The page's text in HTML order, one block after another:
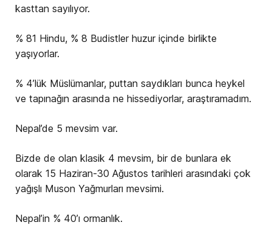
kasttan sayılıyor.
% 81 Hindu, % 8 Budistler huzur içinde birlikte
yaşıyorlar.
% 4’lük Müslümanlar, puttan saydıkları bunca heykel
ve tapınağın arasında ne hissediyorlar, araştıramadım.
Nepal’de 5 mevsim var.
Bizde de olan klasik 4 mevsim, bir de bunlara ek
olarak 15 Haziran-30 Ağustos tarihleri arasındaki çok
yağışlı Muson Yağmurları mevsimi.
Nepal’in % 40’ı ormanlık.